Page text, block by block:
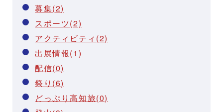
募集(2)
スポーツ(2)
アクティビティ(2)
出展情報(1)
配信(0)
祭り(6)
どっぷり高知旅(0)